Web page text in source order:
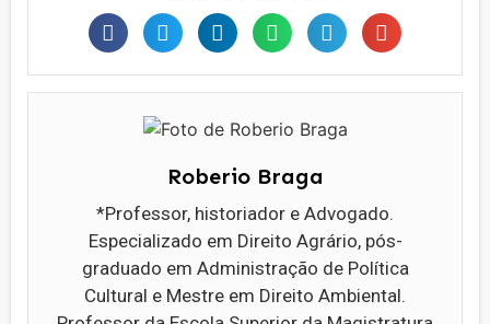
Roberio Braga
*Professor, historiador e Advogado.
Especializado em Direito Agrário, pós-
graduado em Administração de Política
Cultural e Mestre em Direito Ambiental.